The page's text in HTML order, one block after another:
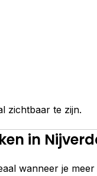
zichtbaar te zijn.
in
wanneer je